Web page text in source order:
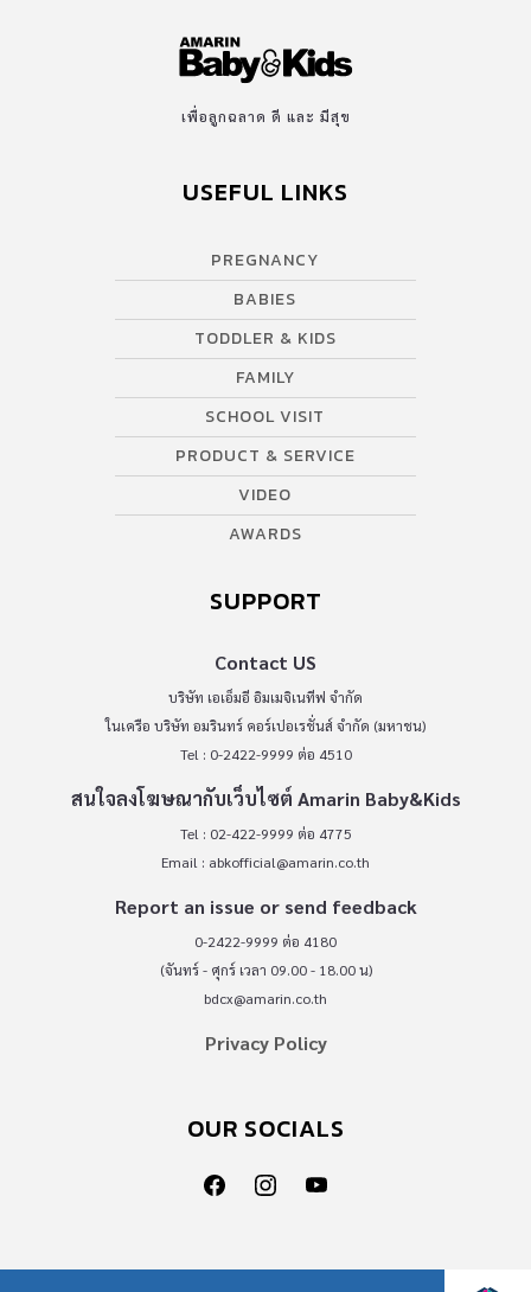
เพื่อลูกฉลาด ดี และ มีสุข
USEFUL LINKS
PREGNANCY
BABIES
TODDLER & KIDS
FAMILY
SCHOOL VISIT
PRODUCT & SERVICE
VIDEO
AWARDS
SUPPORT
Contact US
บริษัท เอเอ็มอี อิมเมจิเนทีฟ จำกัด
ในเครือ บริษัท อมรินทร์ คอร์เปอเรชั่นส์ จำกัด (มหาชน)
Tel : 0-2422-9999 ต่อ 4510
สนใจลงโฆษณากับเว็บไซต์ Amarin Baby&Kids
Tel : 02-422-9999 ต่อ 4775
Email : abkofficial@amarin.co.th
Report an issue or send feedback
0-2422-9999 ต่อ 4180
(จันทร์ - ศุกร์ เวลา 09.00 - 18.00 น)
bdcx@amarin.co.th
Privacy Policy
OUR SOCIALS